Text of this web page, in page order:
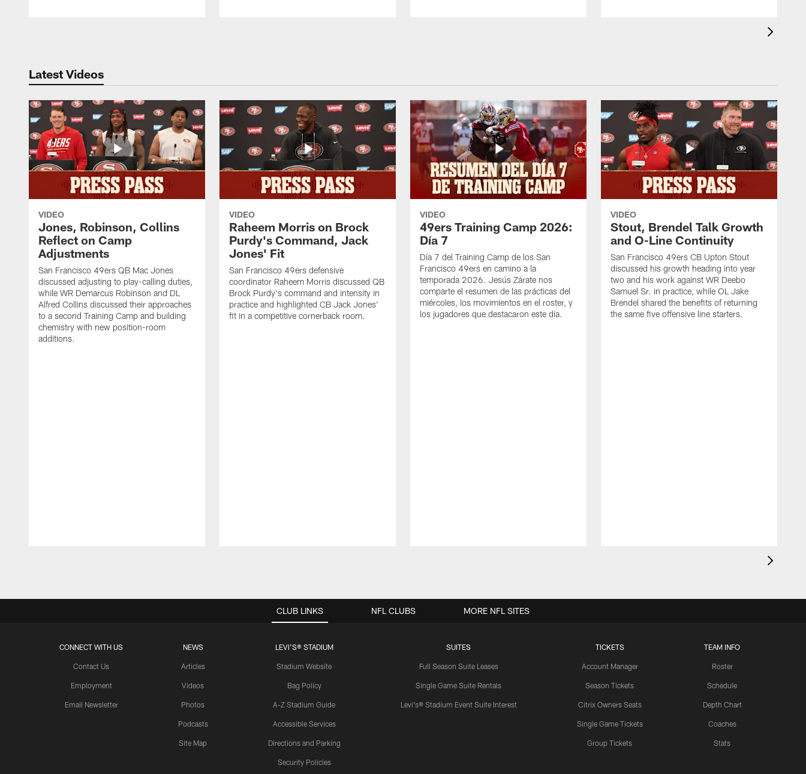
Latest Videos
VIDEO
Jones, Robinson, Collins
Reflect on Camp
Adjustments
San Francisco 49ers QB Mac Jones
discussed adjusting to play-calling duties,
while WR Demarcus Robinson and DL
Alfred Collins discussed their approaches
to a second Training Camp and building
chemistry with new position-room
additions.
VIDEO
Raheem Morris on Brock
Purdy's Command, Jack
Jones' Fit
San Francisco 49ers defensive
coordinator Raheem Morris discussed QB
Brock Purdy's command and intensity in
practice and highlighted CB Jack Jones'
fit in a competitive cornerback room.
VIDEO
49ers Training Camp 2026:
Día 7
Día 7 del Training Camp de los San
Francisco 49ers en camino a la
temporada 2026. Jesús Zárate nos
comparte el resumen de las prácticas del
miércoles, los movimientos en el roster, y
los jugadores que destacaron este día.
VIDEO
Stout, Brendel Talk Growth
and O-Line Continuity
San Francisco 49ers CB Upton Stout
discussed his growth heading into year
two and his work against WR Deebo
Samuel Sr. in practice, while OL Jake
Brendel shared the benefits of returning
the same five offensive line starters.
CLUB LINKS
CONNECT WITH US
Contact Us
Employment
Email Newsletter
NEWS
Articles
Videos
Photos
Podcasts
Site Map
LEVI'S® STADIUM
Stadium Website
Bag Policy
A-Z Stadium Guide
Accessible Services
Directions and Parking
Security Policies
SUITES
Full Season Suite Leases
Single Game Suite Rentals
Levi's® Stadium Event Suite Interest
TICKETS
Account Manager
Season Tickets
Citrix Owners Seats
Single Game Tickets
Group Tickets
TEAM INFO
Roster
Schedule
Depth Chart
Coaches
Stats
NFL CLUBS MORE NFL SITES